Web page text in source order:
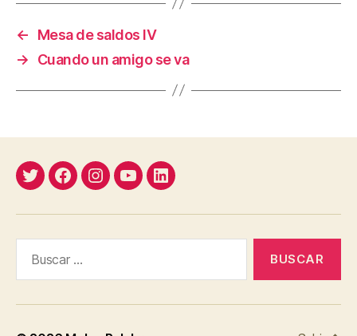
←
Mesa de saldos IV
→
Cuando un amigo se va
TwitterFacebookInstagram
YouTubeLinkedin